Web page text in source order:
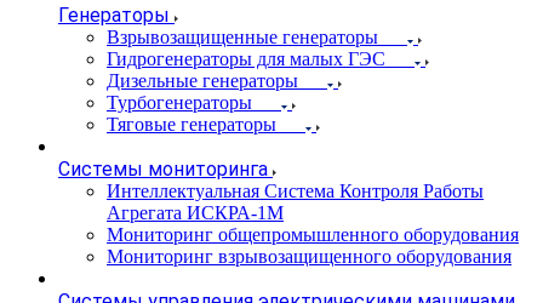
Генераторы
Взрывозащищенные генераторы
Гидрогенераторы для малых ГЭС
Дизельные генераторы
Турбогенераторы
Тяговые генераторы
Системы мониторинга
Интеллектуальная Система Контроля Работы
Агрегата ИСКРА-1М
Мониторинг общепромышленного оборудования
Мониторинг взрывозащищенного оборудования